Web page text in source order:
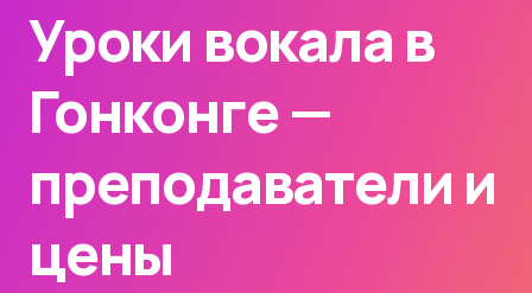
Уроки вокала в
Гонконге —
преподаватели и
цены